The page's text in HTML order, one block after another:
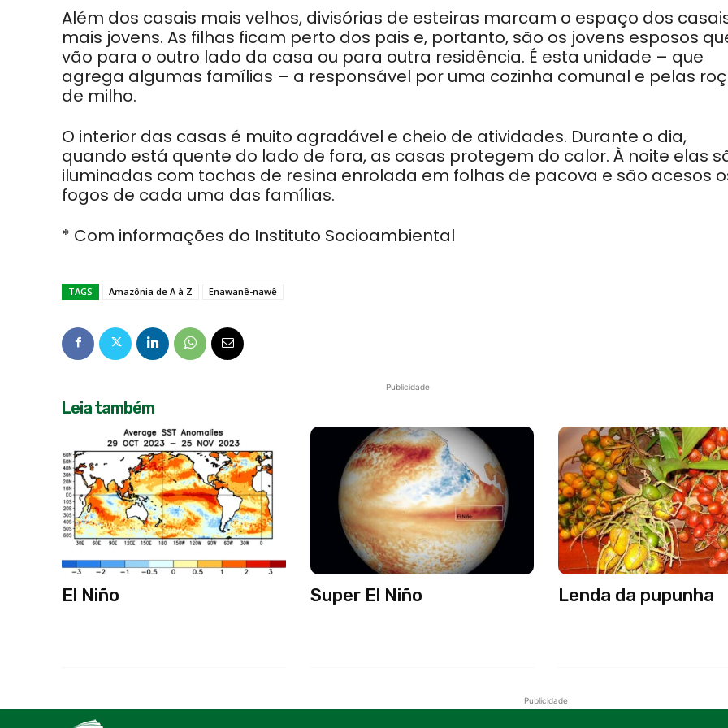
Além dos casais mais velhos, divisórias de esteiras marcam o espaço dos
mais jovens. As filhas ficam perto dos pais e, portanto, são os jovens esposos
vão para o outro lado da casa ou para outra residência. É esta unidade – que
agrega algumas famílias – a responsável por uma cozinha comunal e pelas
de milho.
O interior das casas é muito agradável e cheio de atividades. Durante o dia,
quando está quente do lado de fora, as casas protegem do calor. À noite elas
iluminadas com tochas de resina enrolada em folhas de pacova e são acesos
fogos de cada uma das famílias.
* Com informações do Instituto Socioambiental
TAGS Amazônia de A à Z Enawanê-nawê
Publicidade
Leia também
El Niño Super El Niño Lenda da pupunha
Publicidade